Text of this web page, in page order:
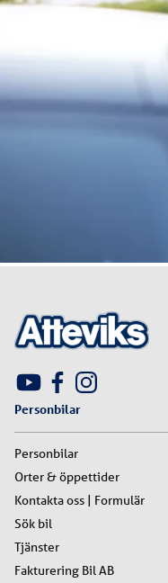
Personbilar
Personbilar
Orter & öppettider
Kontakta oss | Formulär
Sök bil
Tjänster
Fakturering Bil AB